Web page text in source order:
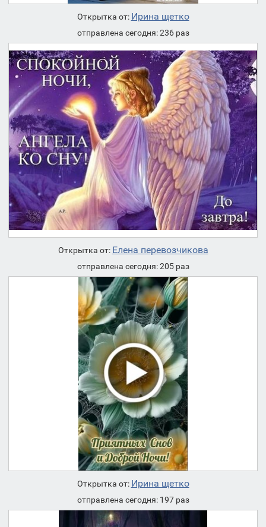
Открытка от: Ирина щетко
отправлена сегодня: 236 раз
Открытка от: Елена перевозчикова
отправлена сегодня: 205 раз
Открытка от: Ирина щетко
отправлена сегодня: 197 раз